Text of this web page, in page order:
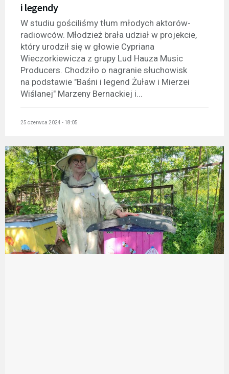
i legendy
W studiu gościliśmy tłum młodych aktorów-
radiowców. Młodzież brała udział w projekcie,
który urodził się w głowie Cypriana
Wieczorkiewicza z grupy Lud Hauza Music
Producers. Chodziło o nagranie słuchowisk
na podstawie "Baśni i legend Żuław i Mierzei
Wiślanej" Marzeny Bernackiej i...
25 czerwca 2024 - 18:05